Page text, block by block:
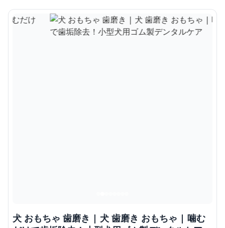
犬 おもちゃ 歯磨き | 犬 歯磨き おもちゃ | 噛む